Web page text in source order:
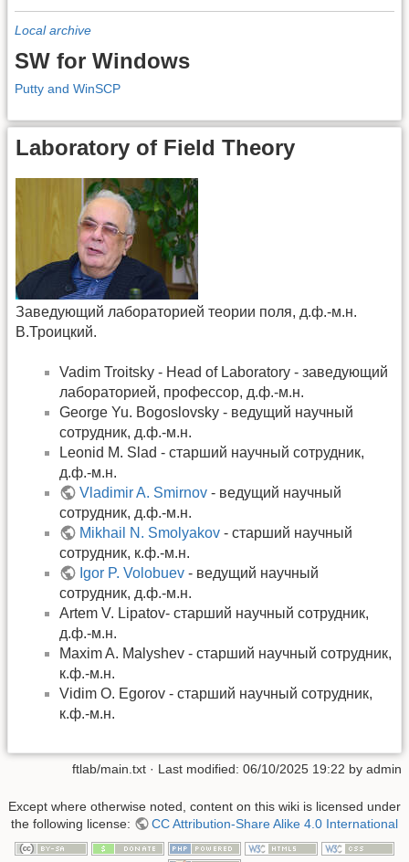
Local archive
SW for Windows
Putty and WinSCP
Laboratory of Field Theory
Заведующий лабораторией теории поля, д.ф.-м.н.
В.Троицкий.
Vadim Troitsky - Head of Laboratory - заведующий
лабораторией, профессор, д.ф.-м.н.
George Yu. Bogoslovsky - ведущий научный
сотрудник, д.ф.-м.н.
Leonid M. Slad - старший научный сотрудник,
д.ф.-м.н.
Vladimir A. Smirnov - ведущий научный
сотрудник, д.ф.-м.н.
Mikhail N. Smolyakov - старший научный
сотрудник, к.ф.-м.н.
Igor P. Volobuev - ведущий научный
сотрудник, д.ф.-м.н.
Artem V. Lipatov- старший научный сотрудник,
д.ф.-м.н.
Maxim A. Malyshev - старший научный сотрудник,
к.ф.-м.н.
Vidim O. Egorov - старший научный сотрудник,
к.ф.-м.н.
ftlab/main.txt · Last modified: 06/10/2025 19:22 by admin
Except where otherwise noted, content on this wiki is licensed under
the following license:
CC Attribution-Share Alike 4.0 International